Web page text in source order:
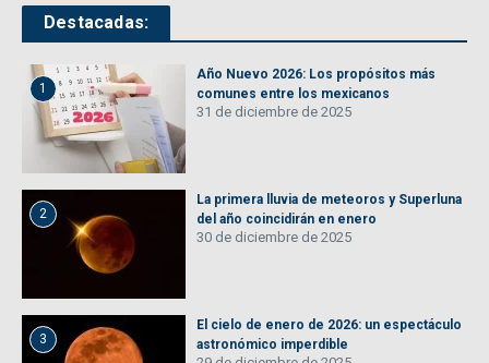
Destacadas:
1
Año Nuevo 2026: Los propósitos más
comunes entre los mexicanos
31 de diciembre de 2025
2
La primera lluvia de meteoros y Superluna
del año coincidirán en enero
30 de diciembre de 2025
3
El cielo de enero de 2026: un espectáculo
astronómico imperdible